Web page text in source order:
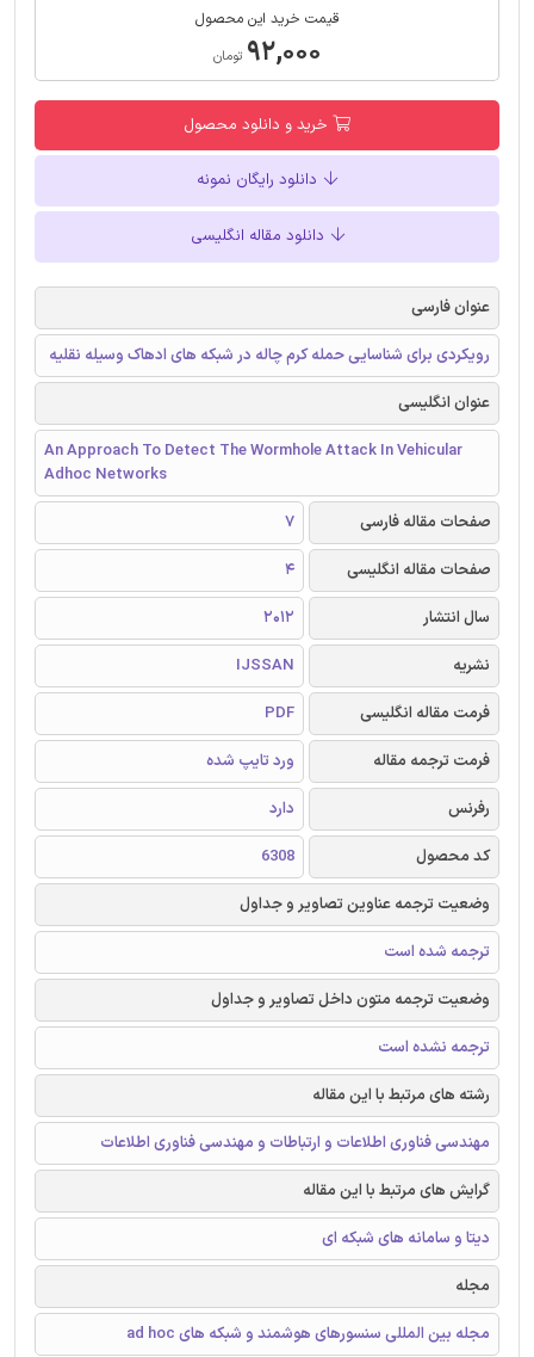
قیمت خرید این محصول
۹۲,۰۰۰ تومان
خرید و دانلود محصول
دانلود رایگان نمونه
دانلود مقاله انگلیسی
عنوان فارسی
رویکردی برای شناسایی حمله کرم چاله در شبکه های ادهاک وسیله نقلیه
عنوان انگلیسی
An Approach To Detect The Wormhole Attack In Vehicular
Adhoc Networks
صفحات مقاله فارسی
7
صفحات مقاله انگلیسی
4
سال انتشار
2012
نشریه
IJSSAN
فرمت مقاله انگلیسی
PDF
فرمت ترجمه مقاله
ورد تایپ شده
رفرنس
دارد
کد محصول
6308
وضعیت ترجمه عناوین تصاویر و جداول
ترجمه شده است
وضعیت ترجمه متون داخل تصاویر و جداول
ترجمه نشده است
رشته های مرتبط با این مقاله
مهندسی فناوری اطلاعات و ارتباطات و مهندسی فناوری اطلاعات
گرایش های مرتبط با این مقاله
دیتا و سامانه های شبکه ای
مجله
مجله بین المللی سنسورهای هوشمند و شبکه های ad hoc